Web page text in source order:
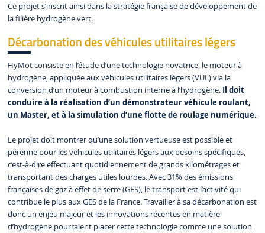
Ce projet s’inscrit ainsi dans la stratégie française de développement de
la filière hydrogène vert.
Décarbonation des véhicules utilitaires légers
HyMot consiste en l’étude d’une technologie novatrice, le moteur à
hydrogène, appliquée aux véhicules utilitaires légers (VUL) via la
conversion d’un moteur à combustion interne à l’hydrogène.Il doit
conduire à la réalisation d’un démonstrateur véhicule roulant,
un Master, et à la simulation d’une flotte de roulage numérique.
Le projet doit montrer qu’une solution vertueuse est possible et
pérenne pour les véhicules utilitaires légers aux besoins spécifiques,
c’est-à-dire effectuant quotidiennement de grands kilométrages et
transportant des charges utiles lourdes. Avec 31% des émissions
françaises de gaz à effet de serre (GES), le transport est l’activité qui
contribue le plus aux GES de la France. Travailler à sa décarbonation est
donc un enjeu majeur et les innovations récentes en matière
d’hydrogène pourraient placer cette technologie comme une solution